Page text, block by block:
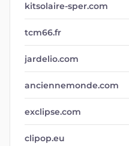
kitsolaire-sper.com
tcm66.fr
jardelio.com
anciennemonde.com
exclipse.com
clipop.eu